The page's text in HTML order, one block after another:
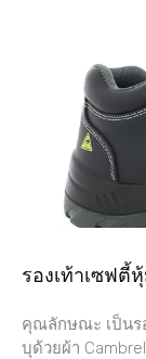
รองเท้าเซฟตี้
คุณลักษณะ เป็นร
บุด้วยผ้า